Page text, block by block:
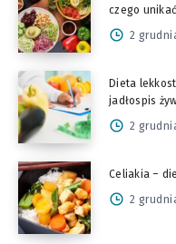
czego
2
Dieta
jadłospis
2
Celiakia –
2